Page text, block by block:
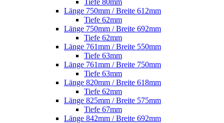
Tiefe 80mm
Länge 750mm / Breite 612mm
Tiefe 62mm
Länge 750mm / Breite 692mm
Tiefe 62mm
Länge 761mm / Breite 550mm
Tiefe 63mm
Länge 761mm / Breite 750mm
Tiefe 63mm
Länge 820mm / Breite 618mm
Tiefe 62mm
Länge 825mm / Breite 575mm
Tiefe 67mm
Länge 842mm / Breite 692mm